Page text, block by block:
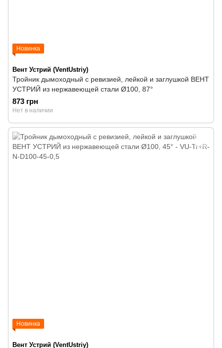
Новинка
Вент Устрий (VentUstriy)
Тройник дымоходный с ревизией, лейкой и заглушкой ВЕНТ
УСТРИЙ из нержавеющей стали Ø100, 87°
873 грн
Нет в наличии
Новинка
Вент Устрий (VentUstriy)